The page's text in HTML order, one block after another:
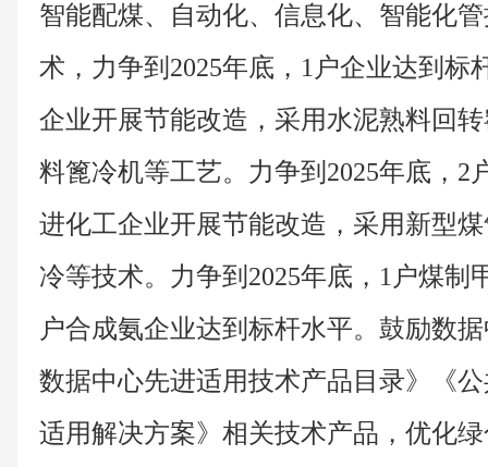
智能配煤、自动化、信息化、智能化
术，力争到2025年底，1户企业达到标
企业开展节能改造，采用水泥熟料回
料篦冷机等工艺。力争到2025年底，2
进化工企业开展节能改造，采用新型
冷等技术。力争到2025年底，1户煤制
户合成氨企业达到标杆水平。鼓励数
数据中心先进适用技术产品目录》《
适用解决方案》相关技术产品，优化